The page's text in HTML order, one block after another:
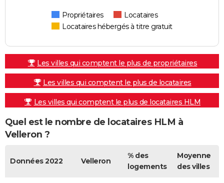
Propriétaires
Locataires
Locataires hébergés à titre gratuit
Les villes qui comptent le plus de propriétaires
Les villes qui comptent le plus de locataires
Les villes qui comptent le plus de locataires HLM
Quel est le nombre de locataires HLM à
Velleron ?
Données 2022 Velleron
% des
logements
Moyenne
des villes